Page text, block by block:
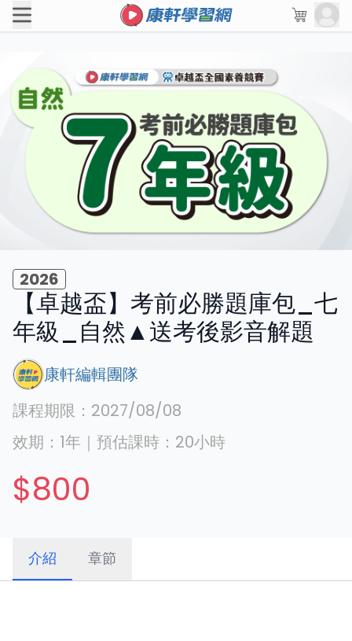
2026
【卓越盃】考前必勝題庫包_七
年級_自然▲送考後影音解題
康軒編輯團隊
課程期限： 2027/08/08
效期： 1年 ｜ 預估課時： 20小時
$800
介紹 章節